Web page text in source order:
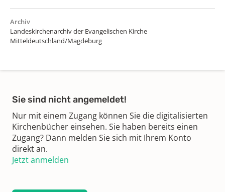
Archiv
Landeskirchenarchiv der Evangelischen Kirche
Mitteldeutschland/Magdeburg
Sie sind nicht angemeldet!
Nur mit einem Zugang können Sie die digitalisierten
Kirchenbücher einsehen. Sie haben bereits einen
Zugang? Dann melden Sie sich mit Ihrem Konto
direkt an.
Jetzt anmelden